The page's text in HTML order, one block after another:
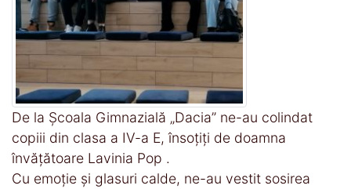
De la Școala Gimnazială „Dacia” ne-au colindat
copiii din clasa a IV-a E, însoțiți de doamna
învățătoare Lavinia Pop .
Cu emoție și glasuri calde, ne-au vestit sosirea